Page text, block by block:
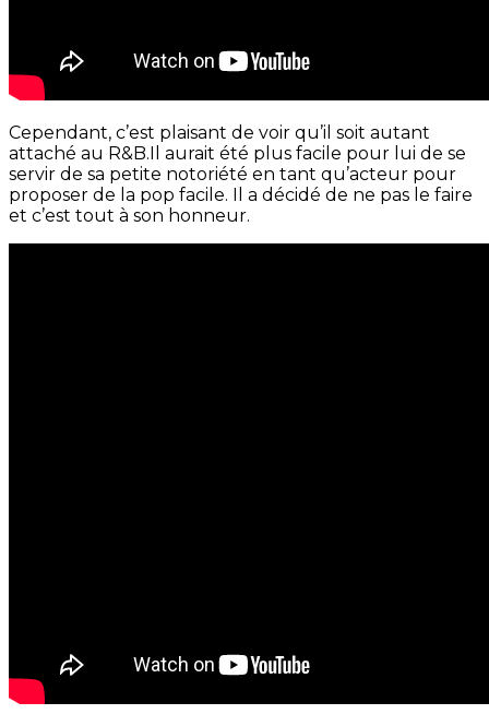
Cependant, c’est plaisant de voir qu’il soit autant
attaché au R&B.Il aurait été plus facile pour lui de se
servir de sa petite notoriété en tant qu’acteur pour
proposer de la pop facile. Il a décidé de ne pas le faire
et c’est tout à son honneur.